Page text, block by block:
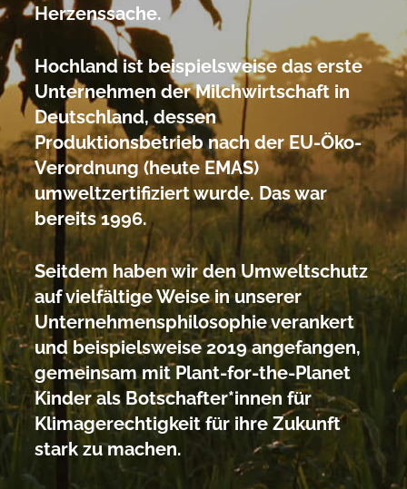
Herzenssache.
Hochland ist beispielsweise das erste
Unternehmen der Milchwirtschaft in
Deutschland, dessen
Produktionsbetrieb nach der EU-Öko-
Verordnung (heute EMAS)
umweltzertifiziert wurde. Das war
bereits 1996.
Seitdem haben wir den Umweltschutz
auf vielfältige Weise in unserer
Unternehmensphilosophie verankert
und beispielsweise 2019 angefangen,
gemeinsam mit Plant-for-the-Planet
Kinder als Botschafter*innen für
Klimagerechtigkeit für ihre Zukunft
stark zu machen.